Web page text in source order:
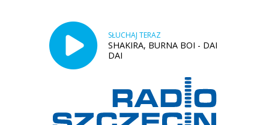
SŁUCHAJ TERAZ
SHAKIRA, BURNA BOI - DAI
DAI